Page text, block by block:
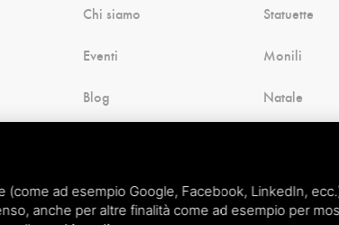
Chi siamo
Eventi
Blog
Statuette
Monili
Natale
(come ad esempio Google, Facebook, LinkedIn,
anche per altre finalità come ad esempio per